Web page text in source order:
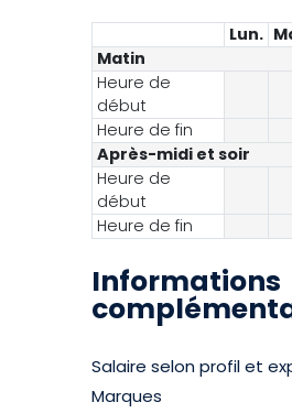
Lun.
Matin
Heure de
début
Heure de fin
Après-midi et soir
Heure de
début
Heure de fin
Informations
Salaire selon profil et
Marques